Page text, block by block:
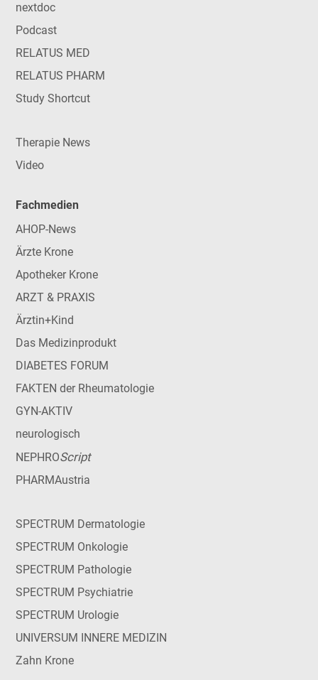
nextdoc
Podcast
RELATUS MED
RELATUS PHARM
Study Shortcut
Therapie News
Video
Fachmedien
AHOP-News
Ärzte Krone
Apotheker Krone
ARZT & PRAXIS
Ärztin+Kind
Das Medizinprodukt
DIABETES FORUM
FAKTEN der Rheumatologie
GYN-AKTIV
neurologisch
NEPHROScript
PHARMAustria
SPECTRUM Dermatologie
SPECTRUM Onkologie
SPECTRUM Pathologie
SPECTRUM Psychiatrie
SPECTRUM Urologie
UNIVERSUM INNERE MEDIZIN
Zahn Krone